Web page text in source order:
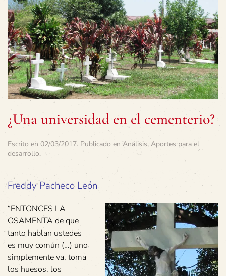
¿Una universidad en el cementerio?
Escrito en 02/03/2017. Publicado en Análisis, Aportes para el
desarrollo.
Freddy Pacheco León
“ENTONCES LA
OSAMENTA de que
tanto hablan ustedes
es muy común (…) uno
simplemente va, toma
los huesos, los